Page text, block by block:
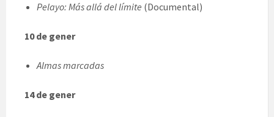
Pelayo: Más allá del límite (Documental)
10 de gener
Almas marcadas
14 de gener